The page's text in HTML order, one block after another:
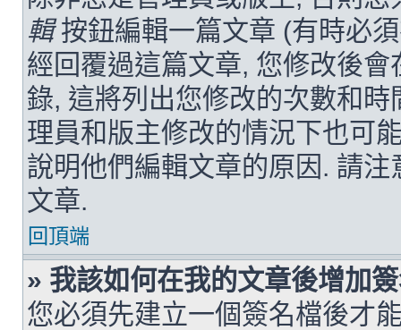
輯按鈕編輯一篇文章 (有時必
經回覆過這篇文章, 您修改後
錄, 這將列出您修改的次數和
理員和版主修改的情況下也可
說明他們編輯文章的原因. 請
文章.
回頂端
» 我該如何在我的文章後增加
您必須先建立一個簽名檔後才